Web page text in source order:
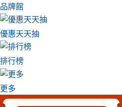
品牌館
優惠天天抽
排行榜
更多